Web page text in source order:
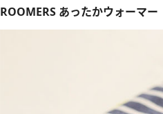
ROOMERS あったかウォーマー